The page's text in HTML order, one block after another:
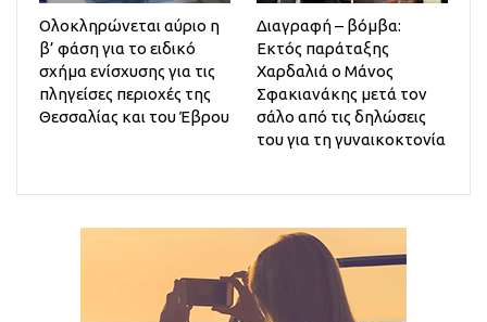
Ολοκληρώνεται αύριο η
β’ φάση για το ειδικό
σχήμα ενίσχυσης για τις
πληγείσες περιοχές της
Θεσσαλίας και του Έβρου
Διαγραφή – βόμβα:
Εκτός παράταξης
Χαρδαλιά ο Μάνος
Σφακιανάκης μετά τον
σάλο από τις δηλώσεις
του για τη γυναικοκτονία